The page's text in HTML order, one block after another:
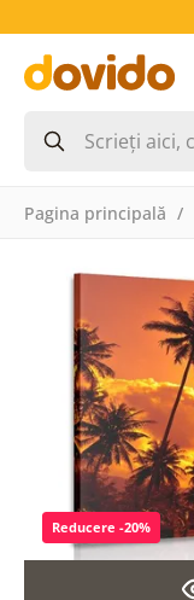
Pagina principală
Reducere -20%